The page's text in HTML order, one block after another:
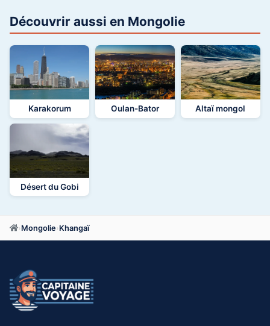
Découvrir aussi en Mongolie
Karakorum Oulan-Bator Altaï mongol
Désert du Gobi
› Mongolie› Khangaï